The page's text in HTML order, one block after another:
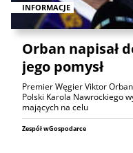
INFORMACJE
Orban napisał
jego pomysł
Premier Węgier Viktor
Polski Karola Nawrockiego
mających na celu
Zespół wGospodarce